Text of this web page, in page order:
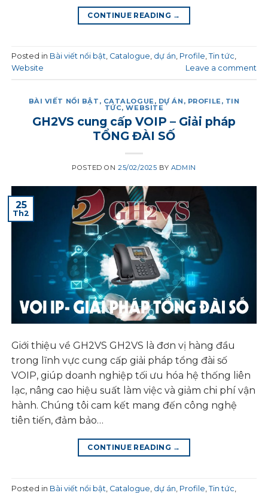
CONTINUE READING →
Posted in Bài viết nổi bật, Catalogue, dự án, Profile,Tin tức,
Website
Leave a comment
BÀI VIẾT NỔI BẬT , CATALOGUE , DỰ ÁN , PROFILE , TIN
TỨC,WEBSITE
GH2VS cung cấp VOIP – Giải pháp
TỔNG ĐÀI SỐ
POSTED ON 25/02/2025 BY ADMIN
25
Th2
Giới thiệu về GH2VS GH2VS là đơn vị hàng đầu
trong lĩnh vực cung cấp giải pháp tổng đài số
VOIP, giúp doanh nghiệp tối ưu hóa hệ thống liên
lạc, nâng cao hiệu suất làm việc và giảm chi phí vận
hành. Chúng tôi cam kết mang đến công nghệ
tiên tiến, đảm bảo…
CONTINUE READING →
Posted in Bài viết nổi bật Catalogue dự án Profile ,Tin tức